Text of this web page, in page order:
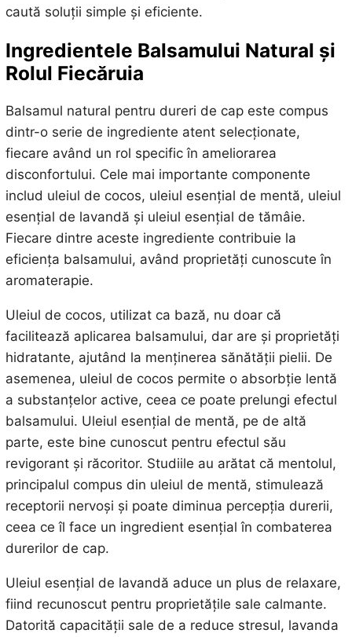
caută soluții simple și eficiente.
Ingredientele Balsamului Natural și
Rolul Fiecăruia
Balsamul natural pentru dureri de cap este compus
dintr-o serie de ingrediente atent selecționate,
fiecare având un rol specific în ameliorarea
disconfortului. Cele mai importante componente
includ uleiul de cocos, uleiul esențial de mentă, uleiul
esențial de lavandă și uleiul esențial de tămâie.
Fiecare dintre aceste ingrediente contribuie la
eficiența balsamului, având proprietăți cunoscute în
aromaterapie.
Uleiul de cocos, utilizat ca bază, nu doar că
facilitează aplicarea balsamului, dar are și proprietăți
hidratante, ajutând la menținerea sănătății pielii. De
asemenea, uleiul de cocos permite o absorbție lentă
a substanțelor active, ceea ce poate prelungi efectul
balsamului. Uleiul esențial de mentă, pe de altă
parte, este bine cunoscut pentru efectul său
revigorant și răcoritor. Studiile au arătat că mentolul,
principalul compus din uleiul de mentă, stimulează
receptorii nervoși și poate diminua percepția durerii,
ceea ce îl face un ingredient esențial în combaterea
durerilor de cap.
Uleiul esențial de lavandă aduce un plus de relaxare,
fiind recunoscut pentru proprietățile sale calmante.
Datorită capacității sale de a reduce stresul, lavanda